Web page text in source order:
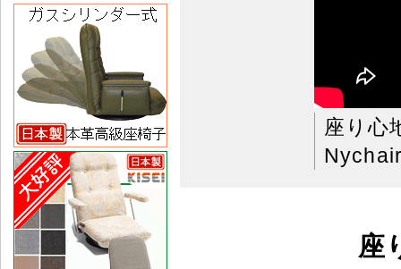
座り心
座